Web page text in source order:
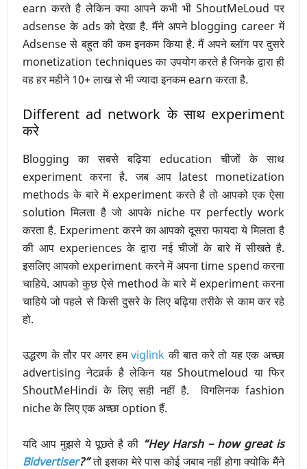
earn करते है लेकिन क्या आपने कभी भी ShoutMeLoud पर
adsense के ads को देखा है. मैंने अपने blogging career में
Adsense से बहुत की कम इनकम किया है. मैं अपने ब्लॉग पर दुसरे
monetization techniques का उपयोग करते है जिनके द्वारा ही
वह हर महीने 10+ लाख से भी ज्यादा इनकम earn करता है.
Different ad network के साथ experiment
करे
Blogging का सबसे बढ़िया education चीजों के साथ
experiment करना है. जब आप latest monetization
methods के बारे में experiment करते है तो आपको एक ऐसा
solution मिलता है जो आपके niche पर perfectly work
करता है. Experiment करने का आपको दूसरा फायदा ये मिलता है
की आप experiences के द्वारा नई चीजों के बारे में सीखते है.
इसलिए आपको experiment करने में अपना time spend करना
चाहिये. आपको कुछ ऐसे method के बारे में experiment करना
चाहिये जो पहले से किसी दुसरे के लिए बढ़िया तरीके से काम कर रहे
हो.
उद्धरण के तौर पर अगर हमviglink की बात करे तो यह एक अच्छा
advertising नेटवर्र्क है लेकिन यह Shoutmeloud या फिर
ShoutMeHindi के लिए सही नहीं है. विगलिनक fashion
niche के लिए एक अच्छा option हैं.
यदि आप मुझसे ये पूछते है की “Hey Harsh – how great is
Bidvertiser?” तो इसका मेरे पास कोई जबाब नहीं होगा क्योकि मैंने